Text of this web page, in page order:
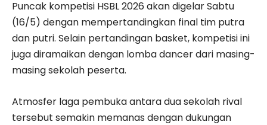
Puncak kompetisi HSBL 2026 akan digelar Sabtu
(16/5) dengan mempertandingkan final tim putra
dan putri. Selain pertandingan basket, kompetisi ini
juga diramaikan dengan lomba dancer dari masing-
masing sekolah peserta.
Atmosfer laga pembuka antara dua sekolah rival
tersebut semakin memanas dengan dukungan